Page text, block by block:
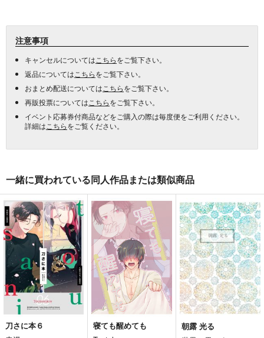
注意事項
キャンセルについては こちらをご覧下さい。
返品については こちらをご覧下さい。
おまとめ配送については こちらをご覧下さい。
再販投票については こちらをご覧下さい。
イベント応募券付商品などをご購入の際は毎度便をご利用ください。
詳細は こちらをご覧ください。
一緒に買われている同人作品または類似商品
刀さに本６
寝ても醒めても
朝露 光る